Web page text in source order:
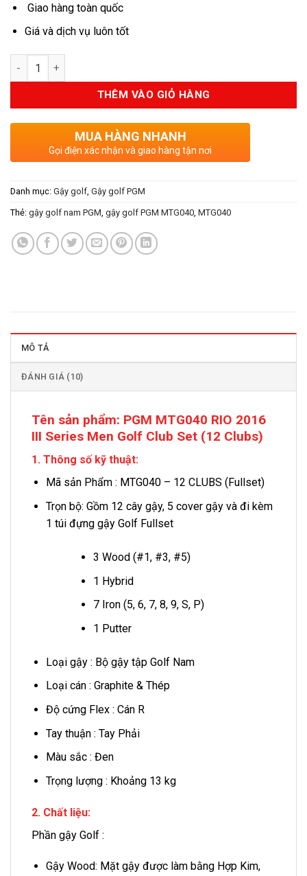
Giao hàng toàn quốc
Giá và dịch vụ luôn tốt
Số lượng
THÊM VÀO GIỎ HÀNG
MUA HÀNG NHANH
Gọi điện xác nhận và giao hàng tận nơi
Danh mục: Gậy golf Gậy golf PGM
Thẻ: gậy golf nam PGM gậy golf PGM MTG040 MTG040
MÔ TẢ
ĐÁNH GIÁ (10)
Tên sản phẩm: PGM MTG040 RIO 2016
III Series Men Golf Club Set (12 Clubs)
1. Thông số kỹ thuật:
Mã sản Phẩm : MTG040 – 12 CLUBS (Fullset)
Trọn bộ: Gồm 12 cây gậy, 5 cover gậy và đi kèm
1 túi đựng gậy Golf Fullset
3 Wood (#1, #3, #5)
1 Hybrid
7 Iron (5, 6, 7, 8, 9, S, P)
1 Putter
Loại gậy : Bộ gậy tập Golf Nam
Loại cán : Graphite & Thép
Độ cứng Flex : Cán R
Tay thuận : Tay Phải
Màu sắc : Đen
Trọng lượng : Khoảng 13 kg
2. Chất liệu:
Phần gậy Golf :
Gậy Wood: Mặt gậy được làm bằng Hợp Kim,